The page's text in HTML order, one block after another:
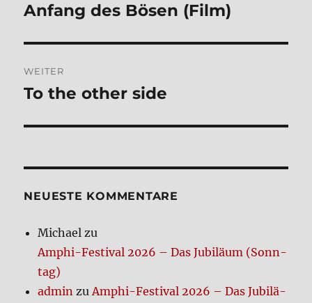
Beitrag:
Anfang des Bösen (Film)
WEITER
Nächster
To the other side
NEUE­STE KOM­MEN­TA­RE
Michael zu
Amphi-Festi­val 2026 – Das Jubi­lä­um (Sonn­
tag)
admin zuAmphi-Festi­val 2026 – Das Jubi­lä­